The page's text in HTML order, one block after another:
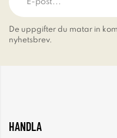
De uppgifter du matar in
nyhetsbrev.
HANDLA